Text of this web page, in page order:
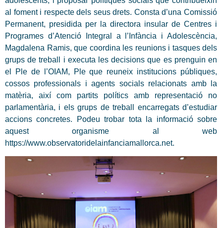
al foment i respecte dels seus drets. Consta d’una Comissió
Permanent, presidida per la directora insular de Centres i
Programes d’Atenció Integral a l’Infància i Adolescència,
Magdalena Ramis, que coordina les reunions i tasques dels
grups de treball i executa les decisions que es prenguin en
el Ple de l’OIAM, Ple que reuneix institucions públiques,
cossos professionals i agents socials relacionats amb la
matèria, així com partits polítics amb representació no
parlamentària, i els grups de treball encarregats d’estudiar
accions concretes. Podeu trobar tota la informació sobre
aquest organisme al web
https://www.observatoridelainfanciamallorca.net.